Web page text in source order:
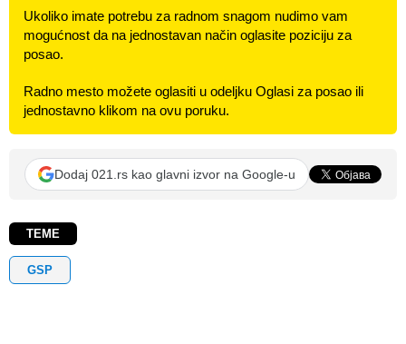
Ukoliko imate potrebu za radnom snagom nudimo vam
mogućnost da na jednostavan način oglasite poziciju za
posao.
Radno mesto možete oglasiti u odeljku Oglasi za posao ili
jednostavno klikom na ovu poruku.
Dodaj 021.rs kao glavni izvor na Google-u
TEME
GSP